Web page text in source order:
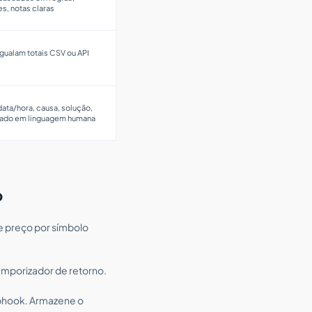
notas claras
totais CSV ou API
hora, causa, solução,
em linguagem humana
preço por símbolo
de retorno.
Armazene o